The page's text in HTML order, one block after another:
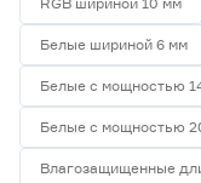
Белые шириной 6 мм
Белые с мощностью
Белые с мощностью
Влагозащищенные